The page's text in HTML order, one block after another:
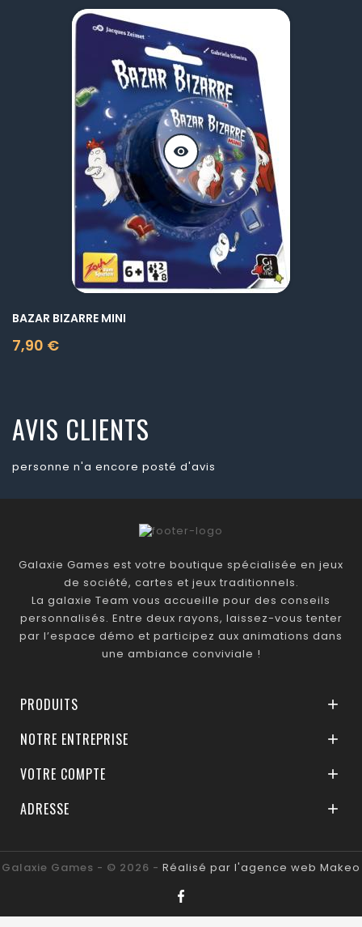
visibility
BAZAR BIZARRE MINI
7,90 €
Prix
AVIS CLIENTS
personne n'a encore posté d'avis
Galaxie Games est votre boutique spécialisée en jeux
de société, cartes et jeux traditionnels.
La galaxie Team vous accueille pour des conseils
personnalisés. Entre deux rayons, laissez-vous tenter
par l’espace démo et participez aux animations dans
une ambiance conviviale !
PRODUITS 
NOTRE ENTREPRISE 
VOTRE COMPTE 
ADRESSE 
Galaxie Games - © 2026 - Réalisé par l'agence web Makeo